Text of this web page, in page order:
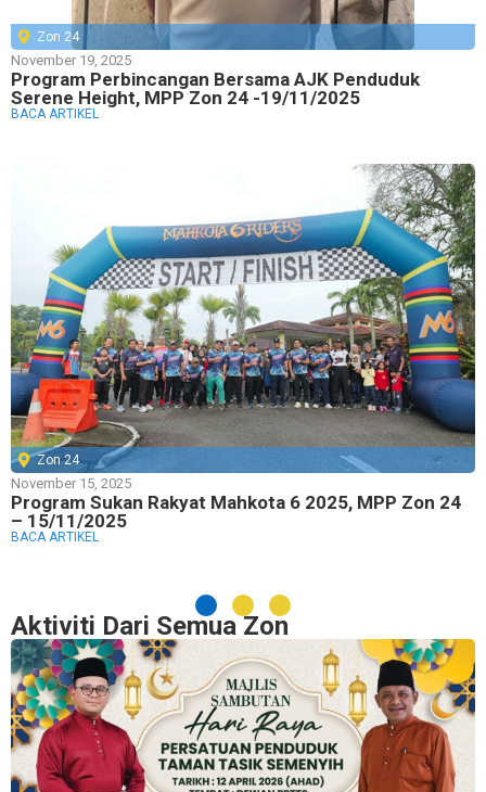
Zon 24
November 19, 2025
Program Perbincangan Bersama AJK Penduduk
Serene Height, MPP Zon 24 -19/11/2025
BACA ARTIKEL
Zon 24
November 15, 2025
Program Sukan Rakyat Mahkota 6 2025, MPP Zon 24
– 15/11/2025
BACA ARTIKEL
Aktiviti Dari Semua Zon